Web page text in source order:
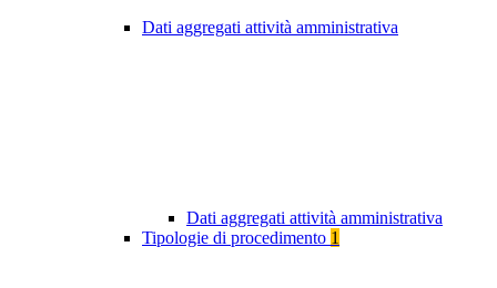
Dati aggregati attività amministrativa
Dati aggregati attività amministrativa
Tipologie di procedimento 1